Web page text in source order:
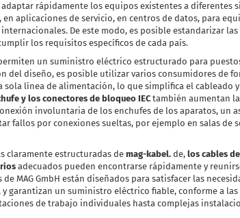
rápidamente los equipos existentes a diferentes
aplicaciones de servicio, en centros de datos, para
De este modo, es posible estandarizar
los requisitos específicos de cada país.
un suministro eléctrico estructurado para
del diseño, es posible utilizar varios consumidores de
sola línea de alimentación, lo que simplifica el cableado
y los conectores de bloqueo IEC también aumentan
involuntaria de los enchufes de los aparatos, un
fallos por conexiones sueltas, por ejemplo en salas de
claramente estructuradas demag-kabel. de,los cables
adecuados pueden encontrarse rápidamente y
MAG GmbH están diseñados para satisfacer las
garantizan un suministro eléctrico fiable, conforme a las
de trabajo individuales hasta complejas